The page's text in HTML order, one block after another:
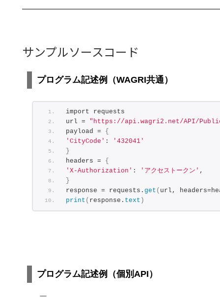
サンプルソースコード
プログラム記述例（WAGRI共通）
import requests
url = "https://api.wagri2.net/API/
payload = {
'CityCode' :
'432041'
}
headers = {
'X-Authorization' : 'アクセストークン' ,
}
response = requests. get ( url,
print ( response. text )
プログラム記述例（個別API）
ー